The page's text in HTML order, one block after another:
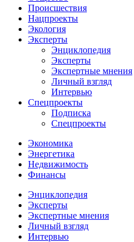
Происшествия
Нацпроекты
Экология
Эксперты
Энциклопедия
Эксперты
Экспертные мнения
Личный взгляд
Интервью
Спецпроекты
Подписка
Спецпроекты
Экономика
Энергетика
Недвижимость
Финансы
Энциклопедия
Эксперты
Экспертные мнения
Личный взгляд
Интервью